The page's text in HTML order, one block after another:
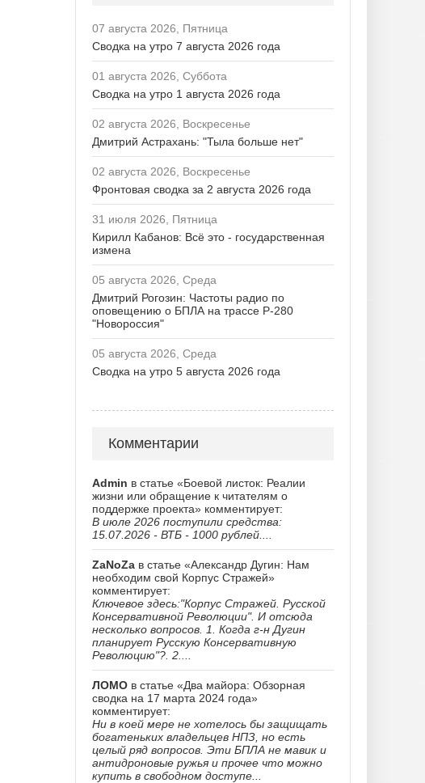
07 августа 2026, Пятница
Сводка на утро 7 августа 2026 года
01 августа 2026, Суббота
Сводка на утро 1 августа 2026 года
02 августа 2026, Воскресенье
Дмитрий Астрахань: "Тыла больше нет"
02 августа 2026, Воскресенье
Фронтовая сводка за 2 августа 2026 года
31 июля 2026, Пятница
Кирилл Кабанов: Всё это - государственная
измена
05 августа 2026, Среда
Дмитрий Рогозин: Частоты радио по
оповещению о БПЛА на трассе Р-280
"Новороссия"
05 августа 2026, Среда
Сводка на утро 5 августа 2026 года
Комментарии
Admin в статье «Боевой листок: Реалии
жизни или обращение к читателям о
поддержке проекта» комментирует:
В июле 2026 поступили средства:
15.07.2026 - ВТБ - 1000 рублей....
ZaNoZa в статье «Александр Дугин: Нам
необходим свой Корпус Стражей»
комментирует:
Ключевое здесь:"Корпус Стражей. Русской
Консервативной Революции". И отсюда
несколько вопросов. 1. Когда г-н Дугин
планирует Русскую Консервативную
Революцию"?. 2....
ЛОМО в статье «Два майора: Обзорная
сводка на 17 марта 2024 года»
комментирует:
Ни в коей мере не хотелось бы защищать
богатеньких владельцев НПЗ, но есть
целый ряд вопросов. Эти БПЛА не мавик и
антидроновые ружья и прочее что можно
купить в свободном доступе...